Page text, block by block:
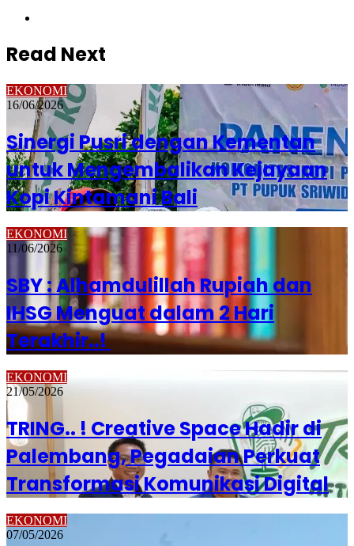
Read Next
EKONOMI
16/06/2026
Sinergi Pusri dengan Kementan
untuk Mengembalikan Kejayaan
Kopi Kintamani Bali
EKONOMI
11/06/2026
SBY : Alhamdulillah Rupiah dan
IHSG Menguat dalam 2 Hari
Terakhir..!
EKONOMI
21/05/2026
TRING.. ! Creative Space Hadir di
Palembang, Pegadaian Perkuat
Transformasi Komunikasi Digital
EKONOMI
07/05/2026